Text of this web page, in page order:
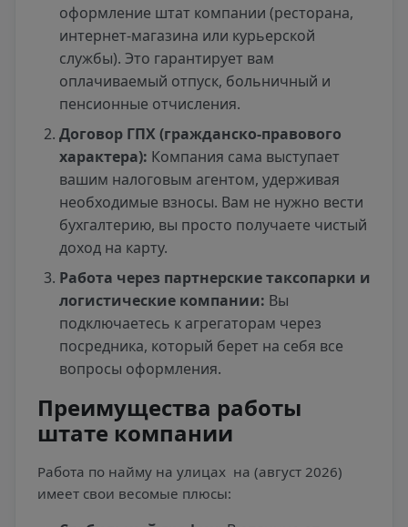
оформление штат компании (ресторана,
интернет-магазина или курьерской
службы). Это гарантирует вам
оплачиваемый отпуск, больничный и
пенсионные отчисления.
Договор ГПХ (гражданско-правового
характера): Компания сама выступает
вашим налоговым агентом, удерживая
необходимые взносы. Вам не нужно вести
бухгалтерию, вы просто получаете чистый
доход на карту.
Работа через партнерские таксопарки и
логистические компании: Вы
подключаетесь к агрегаторам через
посредника, который берет на себя все
вопросы оформления.
Преимущества работы
штате компании
Работа по найму на улицах на (август 2026)
имеет свои весомые плюсы: